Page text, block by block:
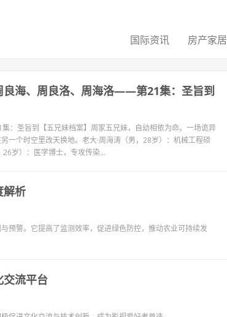
国际资讯 房产家居
良海、周良洛、周海洛——第21集：圣旨到
：圣旨到【五兄妹档案】周家五兄妹，自幼相依为命。一场诡异
一个时空里改天换地。老大·周海涛（男，28岁）：机械工程硕
岁）：医学博士，专攻传染...
解析
预警。它提高了监测效率，促进绿色防控，推动农业可持续发
交流平台